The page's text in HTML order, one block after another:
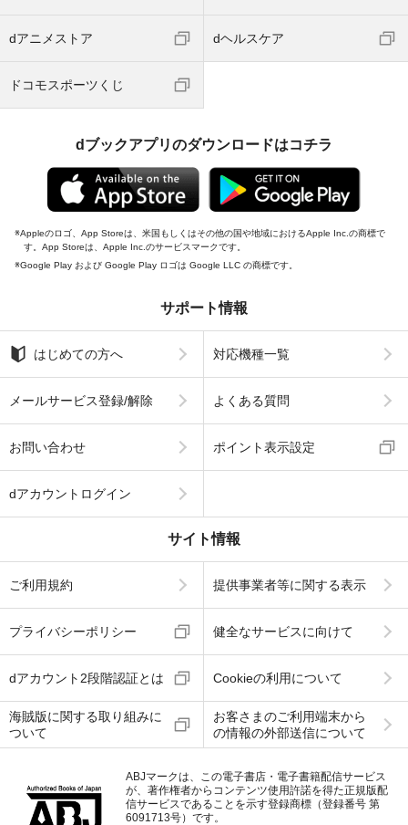
dアニメストア dヘルスケア
ドコモスポーツくじ
dブックアプリのダウンロードはコチラ
Appleのロゴ、App Storeは、米国もしくはその他の国や地域におけるApple Inc.の商標で
す。App Storeは、Apple Inc.のサービスマークです。
Google Play および Google Play ロゴは Google LLC の商標です。
サポート情報
はじめての方へ 対応機種一覧
メールサービス登録/解除 よくある質問
お問い合わせ ポイント表示設定
dアカウントログイン
サイト情報
ご利用規約 提供事業者等に関する表示
プライバシーポリシー 健全なサービスに向けて
dアカウント2段階認証とは Cookieの利用について
海賊版に関する取り組みに
ついて
お客さまのご利用端末から
の情報の外部送信について
ABJマークは、この電子書店・電子書籍配信サービス
が、著作権者からコンテンツ使用許諾を得た正規版配
信サービスであることを示す登録商標（登録番号 第
6091713号）です。